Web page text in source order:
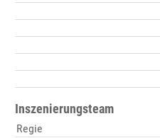
Inszenierungsteam
Regie